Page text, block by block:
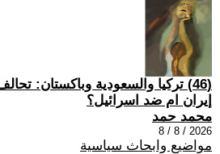
(46) تركيا والسعودية وباكستان:
إيران ام ضد اسرائيل؟
محمد حمد
2026 / 8 / 8
مواضيع وابحاث سياسية